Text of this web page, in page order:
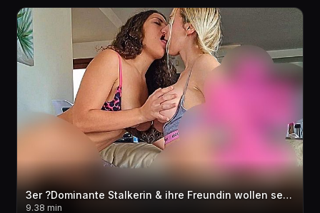
3er ?Dominante Stalkerin & ihre Freundin wollen sein sper*a?? bitte schwaenger mich!?? cream**e
9.38 min